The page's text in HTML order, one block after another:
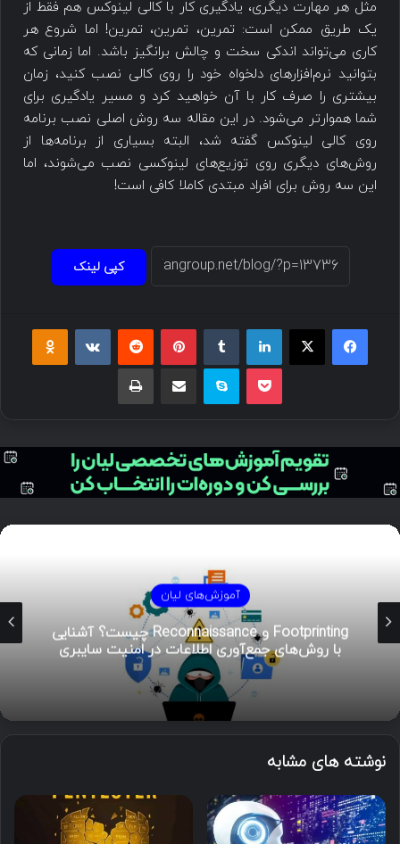
مثل هر مهارت دیگری، یادگیری کار با کالی لینوکس هم فقط از
یک طریق ممکن است: تمرین، تمرین، تمرین! اما شروع هر
کاری می‌تواند اندکی سخت و چالش برانگیز باشد. اما زمانی که
بتوانید نرم‌افزارهای دلخواه خود را روی کالی نصب کنید، زمان
بیشتری را صرف کار با آن خواهید کرد و مسیر یادگیری برای
شما هموارتر می‌شود. در این مقاله سه روش اصلی نصب برنامه
روی کالی لینوکس گفته شد، البته بسیاری از برنامه‌ها از
روش‌های دیگری روی توزیع‌های لینوکسی نصب می‌شوند، اما
این سه روش برای افراد مبتدی کاملا کافی است!
کپی لینک
آموزش‌های لیان
هوش تهدیدات سایبری (CTI)؛ راهنمای جامع از
تحلیل تا مدیریت رخداد
نوشته های مشابه